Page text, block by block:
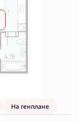
На генплане